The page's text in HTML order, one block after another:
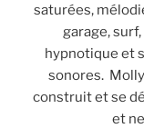
saturées,
garage,
hypnotique et
sonores.
construit et se
et